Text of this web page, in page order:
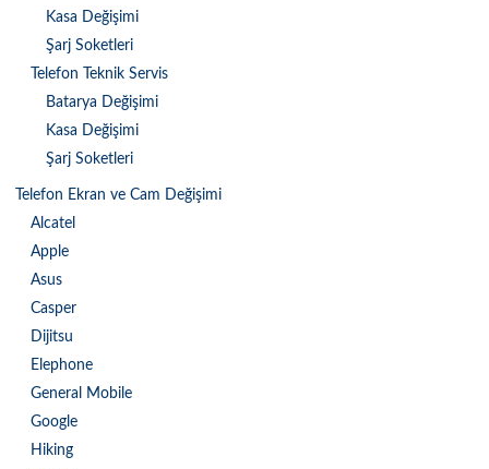
Kasa Değişimi
Şarj Soketleri
Telefon Teknik Servis
Batarya Değişimi
Kasa Değişimi
Şarj Soketleri
Telefon Ekran ve Cam Değişimi
Alcatel
Apple
Asus
Casper
Dijitsu
Elephone
General Mobile
Google
Hiking